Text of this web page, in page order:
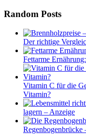
Random Posts
Der richtige
Fettarme
Vitamin C für die
Vitamin?
lagern – Anzeige